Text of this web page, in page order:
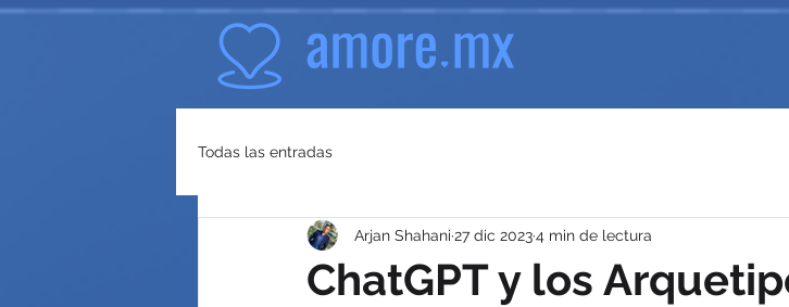
Todas las entradas
ChatGPT y los
Arjan Shahani 27 dic 20234 min de lectura